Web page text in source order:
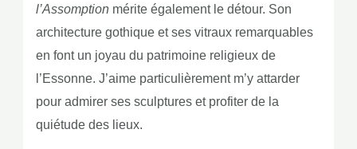
l’Assomptionmérite également le détour. Son
architecture gothique et ses vitraux remarquables
en font un joyau du patrimoine religieux de
l’Essonne. J’aime particulièrement m’y attarder
pour admirer ses sculptures et profiter de la
quiétude des lieux.